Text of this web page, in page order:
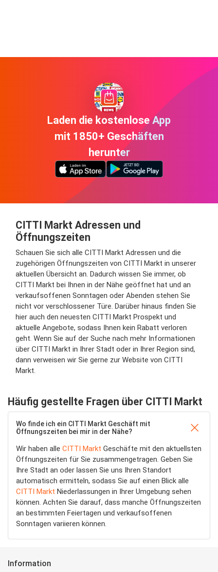
Laden die kostenlose App
mit 1850+ Geschäften
herunter
CITTI Markt Adressen und
Öffnungszeiten
Schauen Sie sich alle CITTI Markt Adressen und die
zugehörigen Öffnungszeiten von CITTI Markt in unserer
aktuellen Übersicht an. Dadurch wissen Sie immer, ob
CITTI Markt bei Ihnen in der Nähe geöffnet hat und an
verkaufsoffenen Sonntagen oder Abenden stehen Sie
nicht vor verschlossener Türe. Darüber hinaus finden Sie
hier auch den neuesten CITTI Markt Prospekt und
aktuelle Angebote, sodass Ihnen kein Rabatt verloren
geht. Wenn Sie auf der Suche nach mehr Informationen
über CITTI Markt in Ihrer Stadt oder in Ihrer Region sind,
dann verweisen wir Sie gerne zur Website von CITTI
Markt.
Häufig gestellte Fragen über CITTI Markt
Wo finde ich ein CITTI Markt Geschäft mit
Öffnungszeiten bei mir in der Nähe?
Wir haben alle CITTI Markt Geschäfte mit den aktuellsten
Öffnungszeiten für Sie zusammengetragen. Geben Sie
Ihre Stadt an oder lassen Sie uns Ihren Standort
automatisch ermitteln, sodass Sie auf einen Blick alle
CITTI Markt Niederlassungen in Ihrer Umgebung sehen
können. Achten Sie darauf, dass manche Öffnungszeiten
an bestimmten Feiertagen und verkaufsoffenen
Sonntagen variieren können.
Information